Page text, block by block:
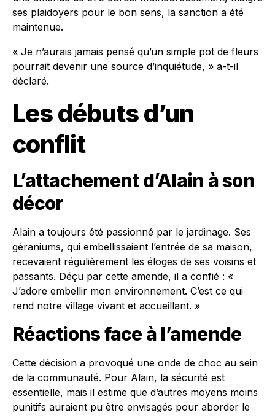
ses plaidoyers pour le bon sens, la sanction a été
maintenue.
« Je n’aurais jamais pensé qu’un simple pot de fleurs
pourrait devenir une source d’inquiétude, » a-t-il
déclaré.
Les débuts d’un
conflit
L’attachement d’Alain à son
décor
Alain a toujours été passionné par le jardinage. Ses
géraniums, qui embellissaient l’entrée de sa maison,
recevaient régulièrement les éloges de ses voisins et
passants. Déçu par cette amende, il a confié : «
J’adore embellir mon environnement. C’est ce qui
rend notre village vivant et accueillant. »
Réactions face à l’amende
Cette décision a provoqué une onde de choc au sein
de la communauté. Pour Alain, la sécurité est
essentielle, mais il estime que d’autres moyens moins
punitifs auraient pu être envisagés pour aborder le